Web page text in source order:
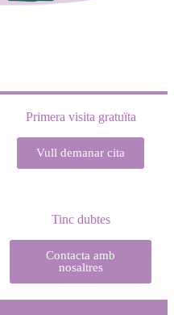
Primera visita gratuïta
Vull demanar cita
Tinc dubtes
Contacta amb
nosaltres